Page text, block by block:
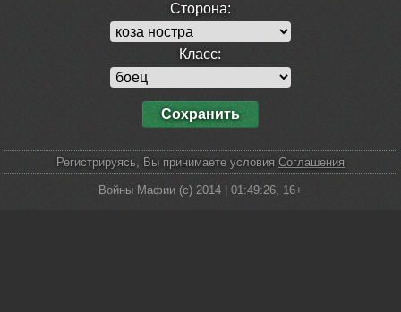
Сторона:
Класс:
Регистрируясь, Вы принимаете условия Соглашения
Войны Мафии (c) 2014 | 01:49:26, 16+